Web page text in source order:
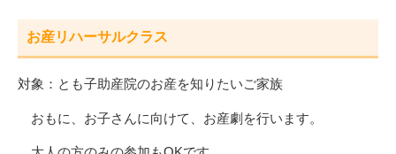
お産リハーサルクラス
対象：とも子助産院のお産を知りたいご家族
おもに、お子さんに向けて、お産劇を行います。